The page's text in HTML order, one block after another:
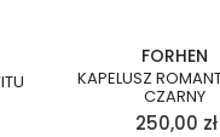
FORHEN
KAPELUSZ
CZARNY
250,00 zł